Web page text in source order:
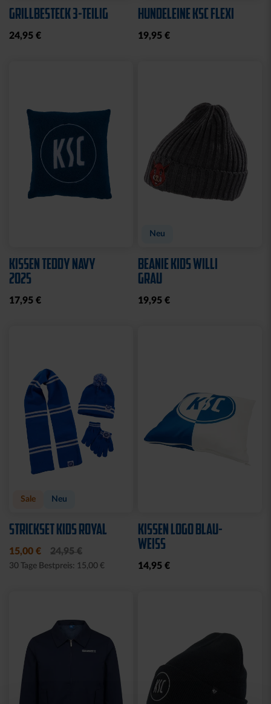
GRILLBESTECK 3-TEILIG
24,95 €
HUNDELEINE KSC FLEXI
19,95 €
KISSEN TEDDY NAVY
2025
17,95 €
Neu
BEANIE KIDS WILLI
GRAU
19,95 €
Sale Neu
STRICKSET KIDS ROYAL
15,00 € 24,95 €
30 Tage Bestpreis: 15,00 €
KISSEN LOGO BLAU-
WEISS
14,95 €